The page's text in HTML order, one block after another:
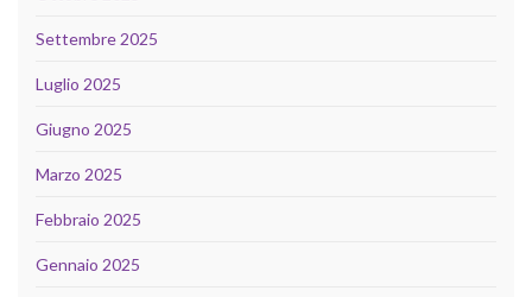
Settembre 2025
Luglio 2025
Giugno 2025
Marzo 2025
Febbraio 2025
Gennaio 2025